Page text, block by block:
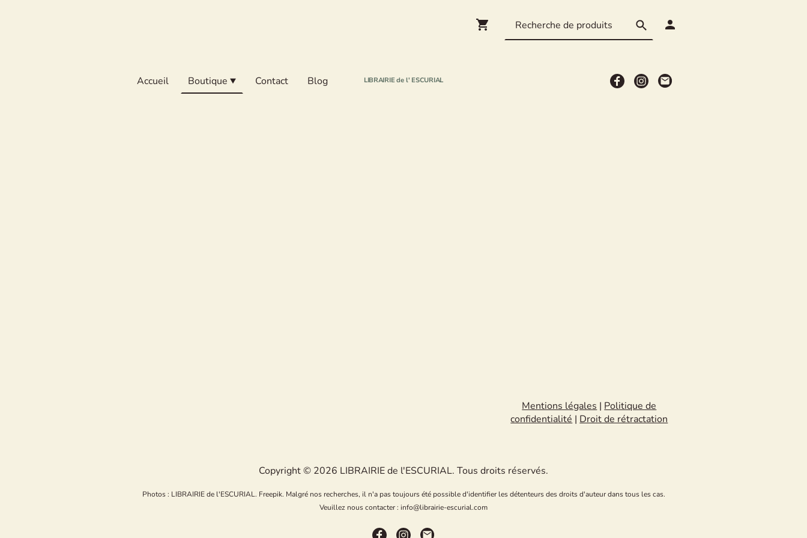
Accueil Boutique Contact Blog LIBRAIRIE de l' ESCURIAL
Mentions légales|Politique de
confidentialité|Droit de rétractation
Copyright © 2026 LIBRAIRIE de l'ESCURIAL. Tous droits réservés.
Photos : LIBRAIRIE de l'ESCURIAL. Freepik. Malgré nos recherches, il n'a pas toujours été possible d'identifier les détenteurs des droits d'auteur dans tous les cas.
Veuillez nous contacter : info@librairie-escurial.com